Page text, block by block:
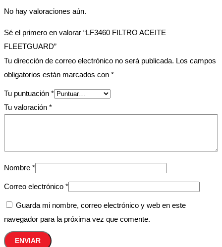
No hay valoraciones aún.
Sé el primero en valorar “LF3460 FILTRO ACEITE
FLEETGUARD”
Tu dirección de correo electrónico no será publicada. Los campos
obligatorios están marcados con *
Tu puntuación *
Tu valoración *
Nombre *
Correo electrónico *
Guarda mi nombre, correo electrónico y web en este
navegador para la próxima vez que comente.